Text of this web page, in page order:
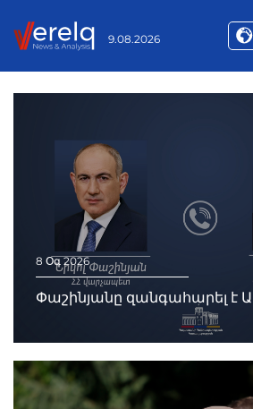
9.08.2026
8 Օգ 2026
Փաշինյանը զանգահարել է